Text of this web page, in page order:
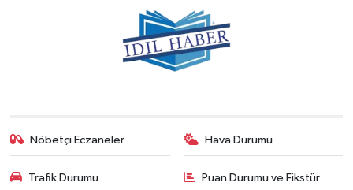
Nöbetçi Eczaneler Hava Durumu
Trafik Durumu Puan Durumu ve Fikstür